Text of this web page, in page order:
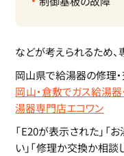
などが考えられるため、
岡山県で給湯器の修理
岡山・倉敷でガス給湯
湯器専門店エコワン
「E20が表示された」「
い」「修理か交換か相談